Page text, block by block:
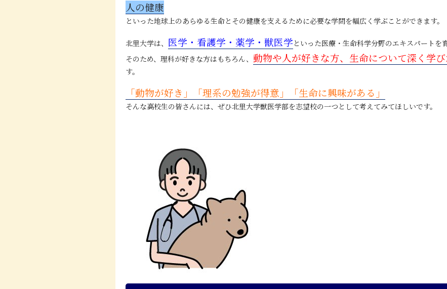
人の健康
といった地球上のあらゆる生命とその健康を支えるために必要な学問を幅広く学ぶことができます。
北里大学は、 医学・看護学・薬学・獣医学 といった医療・生命科学分野のエキスパートを
そのため、理科が好きな方はもちろん、 動物や人が好きな方、生命について深く学
す。
「動物が好き」「理系の勉強が得意」「生命に興味がある」
そんな高校生の皆さんには、ぜひ北里大学獣医学部を志望校の一つとして考えてみてほしいです。